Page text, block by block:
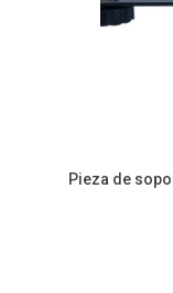
Pieza de